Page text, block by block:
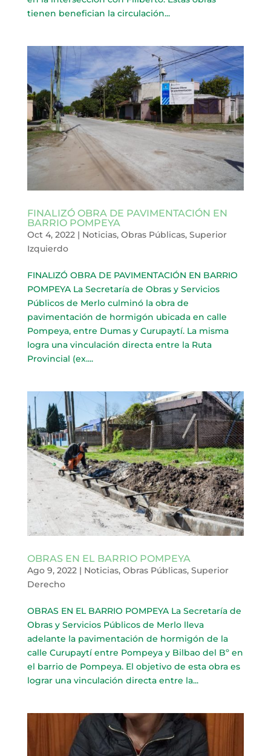
tienen benefician la circulación...
FINALIZÓ OBRA DE PAVIMENTACIÓN EN
BARRIO POMPEYA
Oct 4, 2022| Noticias, Obras Públicas, Superior
Izquierdo
FINALIZÓ OBRA DE PAVIMENTACIÓN EN BARRIO
POMPEYA La Secretaría de Obras y Servicios
Públicos de Merlo culminó la obra de
pavimentación de hormigón ubicada en calle
Pompeya, entre Dumas y Curupaytí. La misma
logra una vinculación directa entre la Ruta
Provincial (ex....
OBRAS EN EL BARRIO POMPEYA
Ago 9, 2022| Noticias, Obras Públicas, Superior
Derecho
OBRAS EN EL BARRIO POMPEYA La Secretaría de
Obras y Servicios Públicos de Merlo lleva
adelante la pavimentación de hormigón de la
calle Curupaytí entre Pompeya y Bilbao del Bº en
el barrio de Pompeya. El objetivo de esta obra es
lograr una vinculación directa entre la...